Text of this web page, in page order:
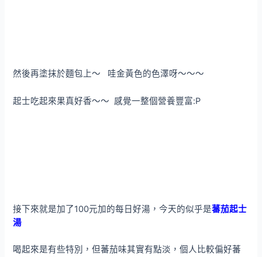
然後再塗抹於麵包上～ 哇金黃色的色澤呀～～～
起士吃起來果真好香～～ 感覺一整個營養豐富:P
接下來就是加了100元加的每日好湯，今天的似乎是蕃茄起士
湯
喝起來是有些特別，但蕃茄味其實有點淡，個人比較偏好蕃